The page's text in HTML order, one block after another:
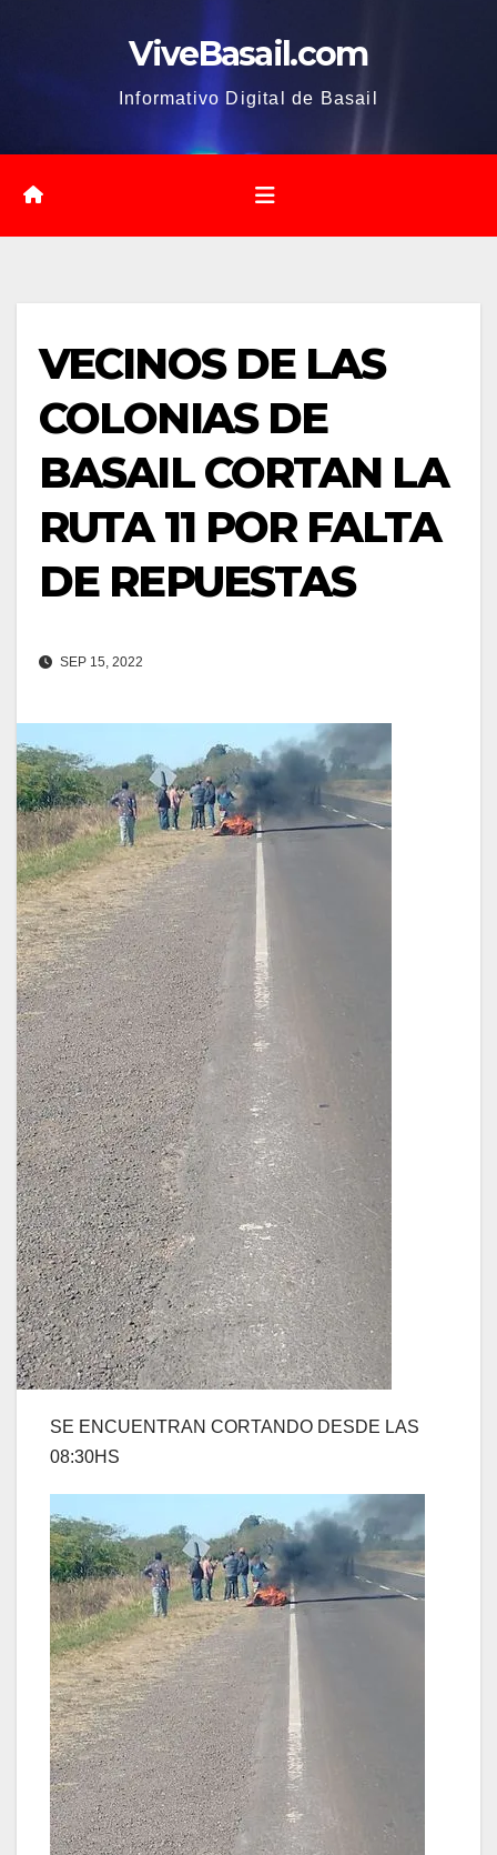
ViveBasail.com
Informativo Digital de Basail
VECINOS DE LAS
COLONIAS DE
BASAIL CORTAN LA
RUTA 11 POR FALTA
DE REPUESTAS
SEP 15, 2022
SE ENCUENTRAN CORTANDO DESDE LAS
08:30HS